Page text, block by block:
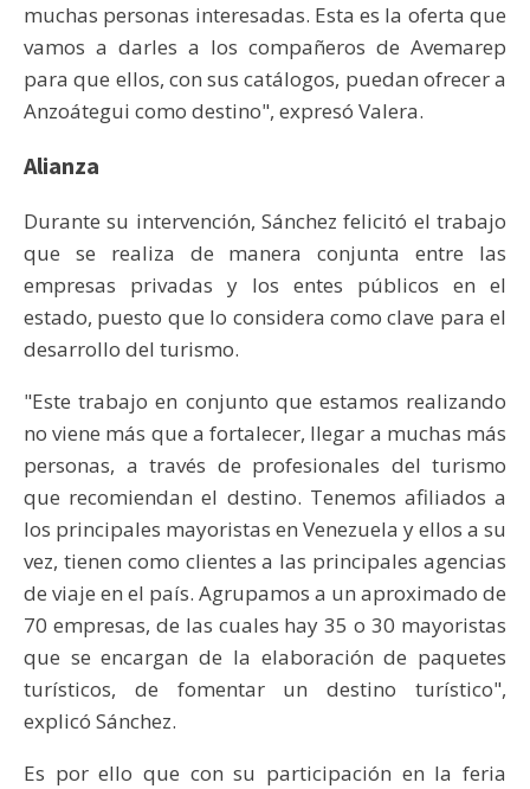
muchas personas interesadas. Esta es la oferta que
vamos a darles a los compañeros de Avemarep
para que ellos, con sus catálogos, puedan ofrecer a
Anzoátegui como destino", expresó Valera.
Alianza
Durante su intervención, Sánchez felicitó el trabajo
que se realiza de manera conjunta entre las
empresas privadas y los entes públicos en el
estado, puesto que lo considera como clave para el
desarrollo del turismo.
"Este trabajo en conjunto que estamos realizando
no viene más que a fortalecer, llegar a muchas más
personas, a través de profesionales del turismo
que recomiendan el destino. Tenemos afiliados a
los principales mayoristas en Venezuela y ellos a su
vez, tienen como clientes a las principales agencias
de viaje en el país. Agrupamos a un aproximado de
70 empresas, de las cuales hay 35 o 30 mayoristas
que se encargan de la elaboración de paquetes
turísticos, de fomentar un destino turístico",
explicó Sánchez.
Es por ello que con su participación en la feria